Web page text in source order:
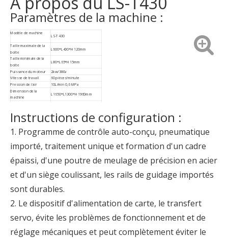
Paramètres de la machine :
Modèle de machine
LS-T430
Taille maximale de la
boîte
L600*L400*H120mm
Taille minimale de la
boîte
L80*L65*H15mm
Puissance du moteur
2kw/380v
Vitesse de travail
60 pièces/minute
Pression de l'air
10L/min 0,6 MPa
Dimension de la
machine
L1650*L1300*H1960mm
Instructions de configuration :
1. Programme de contrôle auto-conçu, pneumatique
importé, traitement unique et formation d'un cadre
épaissi, d'une poutre de meulage de précision en acier
et d'un siège coulissant, les rails de guidage importés
sont durables.
2. Le dispositif d'alimentation de carte, le transfert
servo, évite les problèmes de fonctionnement et de
réglage mécaniques et peut complètement éviter le